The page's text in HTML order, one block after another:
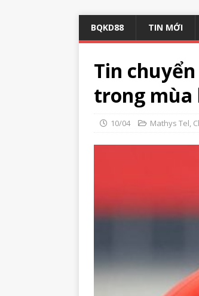
BQKD88 TIN MỚI
Tin
trong mùa
10/04 Mathys Tel,